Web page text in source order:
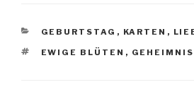
KATEGORIEN
GEBURTSTAG , KARTEN ,
SCHLAGWÖRTER
EWIGE BLÜTEN ,